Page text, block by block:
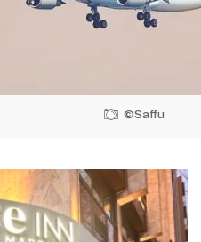
©Saffu